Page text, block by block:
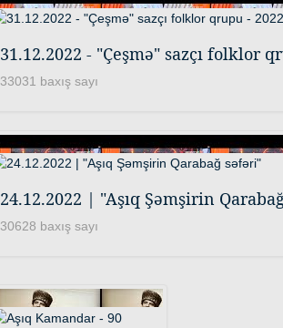
31.12.2022 - "Çeşmə" sazçı folklor
33031 baxış sayı
24.12.2022 | "Aşıq Şəmşirin
30628 baxış sayı